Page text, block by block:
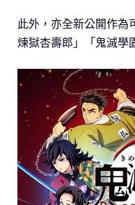
此外，亦全新公開作為
煉獄杏壽郎」「鬼滅學